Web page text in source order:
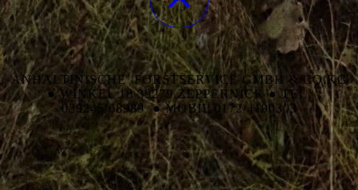
ANHALTINISCHE FORSTSERVICE GMBH & CO.KG
● WINKEL 18 39279 ZEPPERNICK ● TEL.
039245/68989 ● MOBIL 0172/4190303